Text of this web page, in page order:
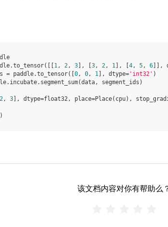
.to_tensor([[ 1, 2, 3 ], 3, 2, 1 ], 4, 5, 6 ]],
= paddle.to_tensor([ 0, 0, 1 ], dtype= 'int32' )
. incubate. segment_sum(data, segment_ids )
2, 3 ], dtype=float32, place=Place(cpu),
该文档内容对你有帮助么